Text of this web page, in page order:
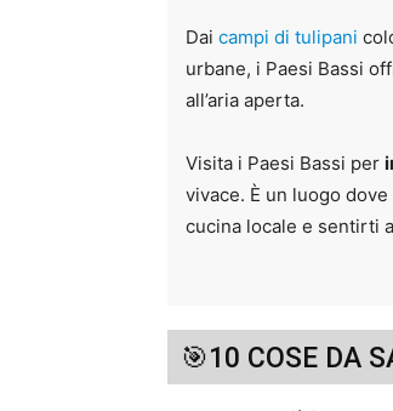
Dai campi di tulipani
urbane, i Paesi Bassi
all’aria aperta.
Visita i Paesi Bassi per
vivace. È un luogo
cucina locale e sentirti
🎯10 COSE DA